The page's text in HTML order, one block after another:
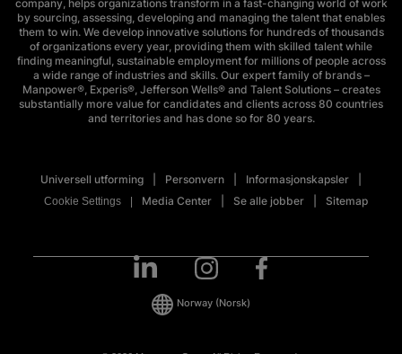
company, helps organizations transform in a fast-changing world of work
by sourcing, assessing, developing and managing the talent that enables
them to win. We develop innovative solutions for hundreds of thousands
of organizations every year, providing them with skilled talent while
finding meaningful, sustainable employment for millions of people across
a wide range of industries and skills. Our expert family of brands –
Manpower®, Experis®, Jefferson Wells® and Talent Solutions – creates
substantially more value for candidates and clients across 80 countries
and territories and has done so for 80 years.
Universell utforming Personvern Informasjonskapsler
Cookie Settings Media Center Se alle jobber Sitemap
Norway (Norsk)